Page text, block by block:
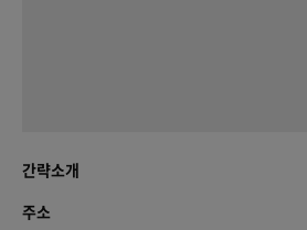
간략소개
주소